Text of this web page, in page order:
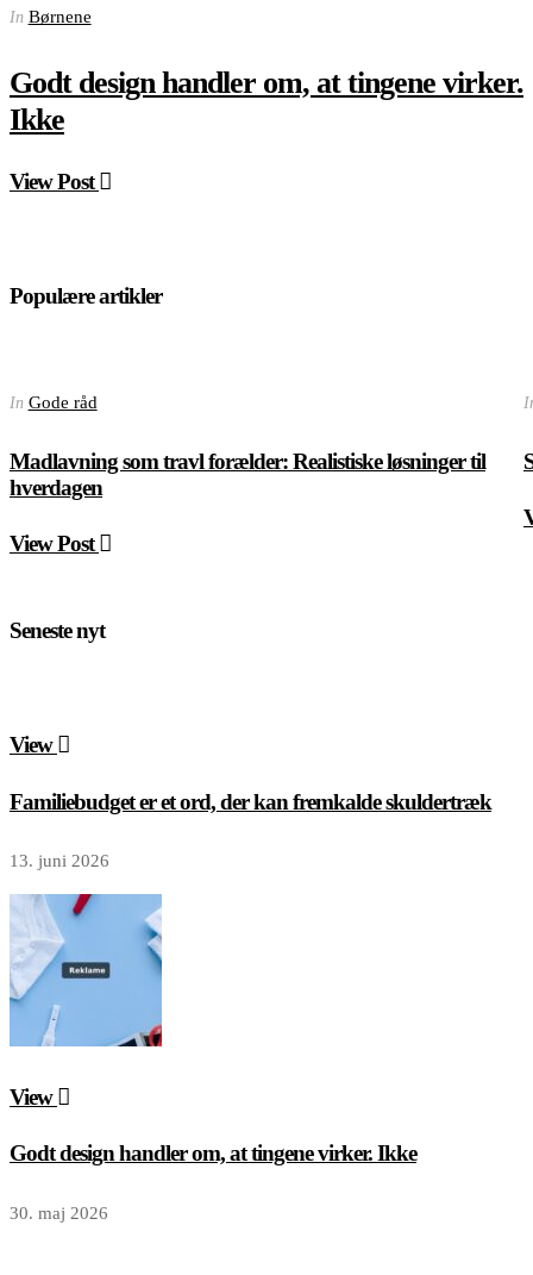
In Børnene
Godt design handler om, at tingene virker.
Ikke
View Post
Populære artikler
In Gode råd
Madlavning som travl forælder: Realistiske løsninger til
hverdagen
View Post
Seneste nyt
View
Familiebudget er et ord, der kan fremkalde skuldertræk
13. juni 2026
View
Godt design handler om, at tingene virker. Ikke
30. maj 2026